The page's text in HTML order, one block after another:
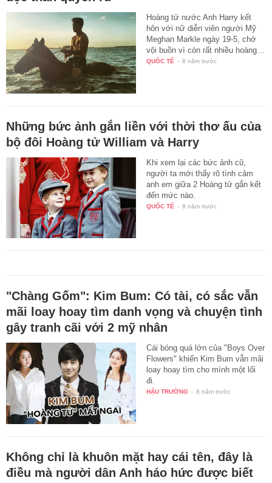
Hoàng tử nước Anh Harry kết
hôn với nữ diễn viên người Mỹ
Meghan Markle ngày 19-5, chớ
vội buồn vì còn rất nhiều hoàng…
QUỐC TẾ - 8 năm trước
Những bức ảnh gắn liền với thời thơ ấu của
bộ đôi Hoàng tử William và Harry
Khi xem lại các bức ảnh cũ,
người ta mới thấy rõ tình cảm
anh em giữa 2 Hoàng tử gắn kết
đến mức nào.
QUỐC TẾ - 8 năm trước
"Chàng Gốm": Kim Bum: Có tài, có sắc vẫn
mãi loay hoay tìm danh vọng và chuyện tình
gây tranh cãi với 2 mỹ nhân
Cái bóng quá lớn của "Boys Over
Flowers" khiến Kim Bum vẫn mãi
loay hoay tìm cho mình một lối
đi.
HẬU TRƯỜNG - 8 năm trước
Không chỉ là khuôn mặt hay cái tên, đây là
điều mà người dân Anh háo hức được biết